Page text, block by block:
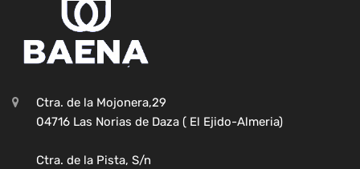
Ctra. de la Mojonera,29
04716 Las Norias de Daza ( El Ejido-Almeria)
Ctra. de la Pista, S/n